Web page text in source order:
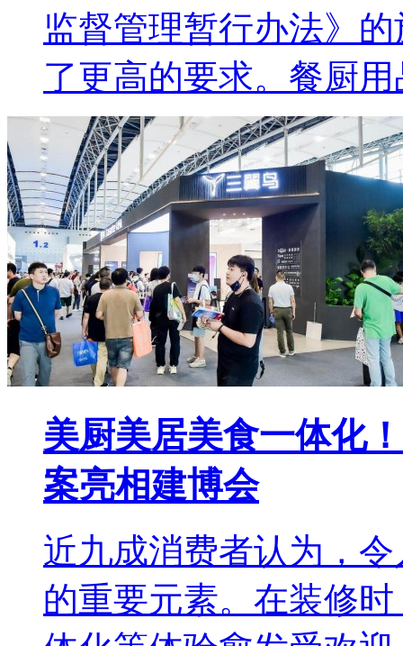
监督管理暂行办法》
了更高的要求。餐厨
美厨美居美食一体化
案亮相建博会
近九成消费者认为，
的重要元素。在装修